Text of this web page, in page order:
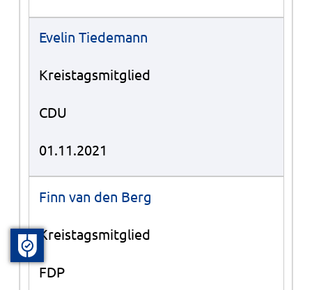
Evelin Tiedemann
Kreistagsmitglied
CDU
01.11.2021
Finn van den Berg
Kreistagsmitglied
FDP